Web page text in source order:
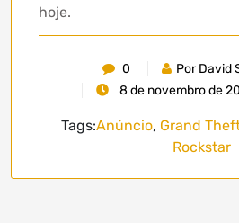
hoje.
0
Por David
8 de novembro de
Tags:Anúncio, Grand
Rockstar